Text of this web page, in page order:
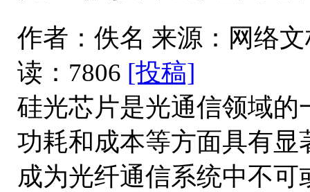
作者：佚名 来源：网络
读：7806 [投稿]
硅光芯片是光通信领域
功耗和成本等方面具有
成为光纤通信系统中不可